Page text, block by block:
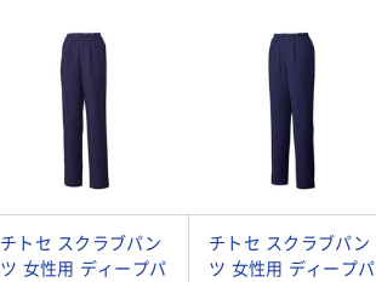
チトセ スクラブパン
ツ 女性用 ディープパ
チトセ スクラブパン
ツ 女性用 ディープパ